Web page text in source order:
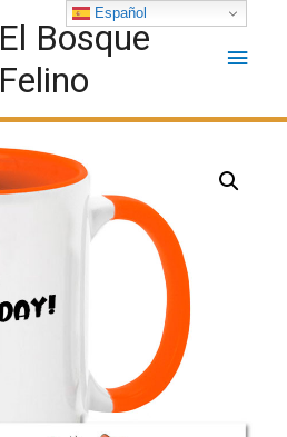
El Bosque
Felino
Español